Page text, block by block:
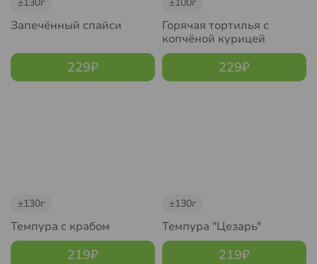
Запечённый спайси
229₽
Горячая тортилья с
копчёной курицей
229₽
±130г
Темпура с крабом
219₽
±130г
Темпура "Цезарь"
219₽